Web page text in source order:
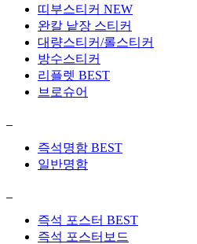
띠부스티커 NEW
완칼 낱장 스티커
대량스티커/롤스티커
방수스티커
리플렛 BEST
브로슈어
즉석명함 BEST
일반명함
즉석 포스터 BEST
즉석 포스터보드